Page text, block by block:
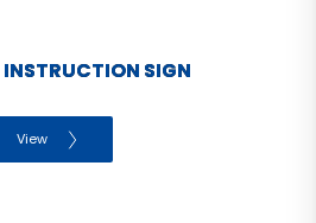
SIGN
View